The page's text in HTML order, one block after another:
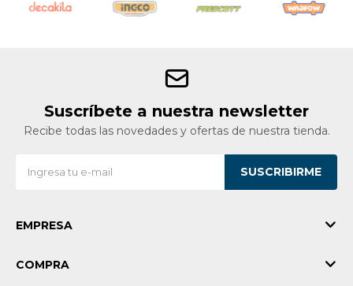
Suscríbete a nuestra newsletter
Recibe todas las novedades y ofertas de nuestra tienda.
SUSCRIBIRME
EMPRESA
COMPRA